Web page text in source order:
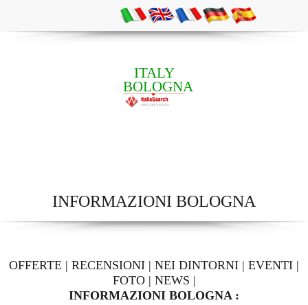
ITALY
BOLOGNA
INFORMAZIONI BOLOGNA
OFFERTE | RECENSIONI | NEI DINTORNI | EVENTI |
FOTO| NEWS |
INFORMAZIONI BOLOGNA :